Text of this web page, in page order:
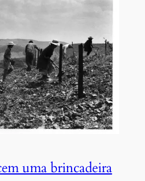
uma brincadeira